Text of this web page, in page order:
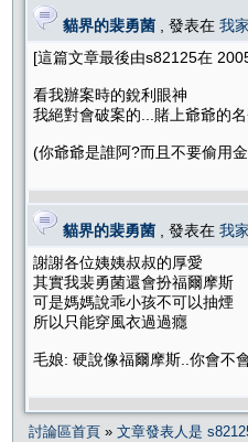
貓界的裴勇菌 , 發表在 我
[這篇文章最後由s82125在
看我辦案時的銳利眼神
我絕對會破案的...賭上爺爺的
(你爺爺是誰阿?而且不要偷用
貓界的裴勇菌 , 發表在 我
謝謝各位姨姨叔叔的厚愛
其實我裴勇菌還會扮福爾摩斯
可是媽媽說乖小孩不可以抽煙
所以只能穿風衣過過癮
毛娘: 硬說像福爾摩斯..你會不
討論區首頁 » 文章發表人是